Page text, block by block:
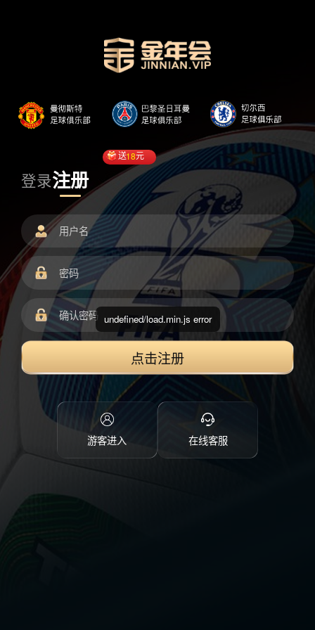
登录注册
送18元
点击注册
游客进入 在线客服
undefined/load.min.js error